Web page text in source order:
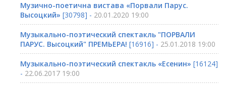
Музично-поетична вистава «Порвали Парус.
Высоцкий» [30798] - 20.01.2020 19:00
Музыкально-поэтический спектакль "ПОРВАЛИ
ПАРУС. Высоцкий" ПРЕМЬЕРА! [16916] - 25.01.2018 19:00
Музыкально-поэтический спектакль «Есенин» [16124]
- 22.06.2017 19:00